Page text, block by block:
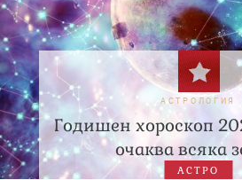
АСТРОЛОГИЯ
Годишен хороскоп
очаква всяка
АСТРО